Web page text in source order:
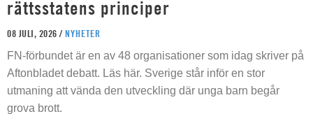
rättsstatens principer
08 JULI, 2026 / NYHETER
FN-förbundet är en av 48 organisationer som idag skriver på
Aftonbladet debatt. Läs här. Sverige står inför en stor
utmaning att vända den utveckling där unga barn begår
grova brott.